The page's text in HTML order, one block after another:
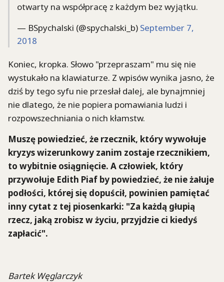
otwarty na współpracę z każdym bez wyjątku.
— BSpychalski (@spychalski_b) September 7,
2018
Koniec, kropka. Słowo "przepraszam" mu się nie
wystukało na klawiaturze. Z wpisów wynika jasno, że
dziś by tego syfu nie przesłał dalej, ale bynajmniej
nie dlatego, że nie popiera pomawiania ludzi i
rozpowszechniania o nich kłamstw.
Muszę powiedzieć, że rzecznik, który wywołuje
kryzys wizerunkowy zanim zostaje rzecznikiem,
to wybitnie osiągnięcie. A człowiek, który
przywołuje Edith Piaf by powiedzieć, że nie żałuje
podłości, której się dopuścił, powinien pamiętać
inny cytat z tej piosenkarki: "Za każdą głupią
rzecz, jaką zrobisz w życiu, przyjdzie ci kiedyś
zapłacić".
Bartek Węglarczyk